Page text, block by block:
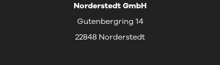
Norderstedt GmbH
Gutenbergring 14
22848 Norderstedt